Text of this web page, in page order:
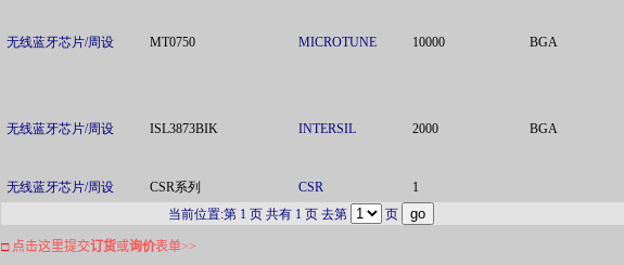
无线蓝牙芯片/周设 MT0750 MICROTUNE 10000 BGA
无线蓝牙芯片/周设 ISL3873BIK INTERSIL 2000 BGA
无线蓝牙芯片/周设 CSR系列 CSR
1
当前位置:第 1 页 共有 1 页 去第
页
□ 点击这里提交订货或询价表单>>